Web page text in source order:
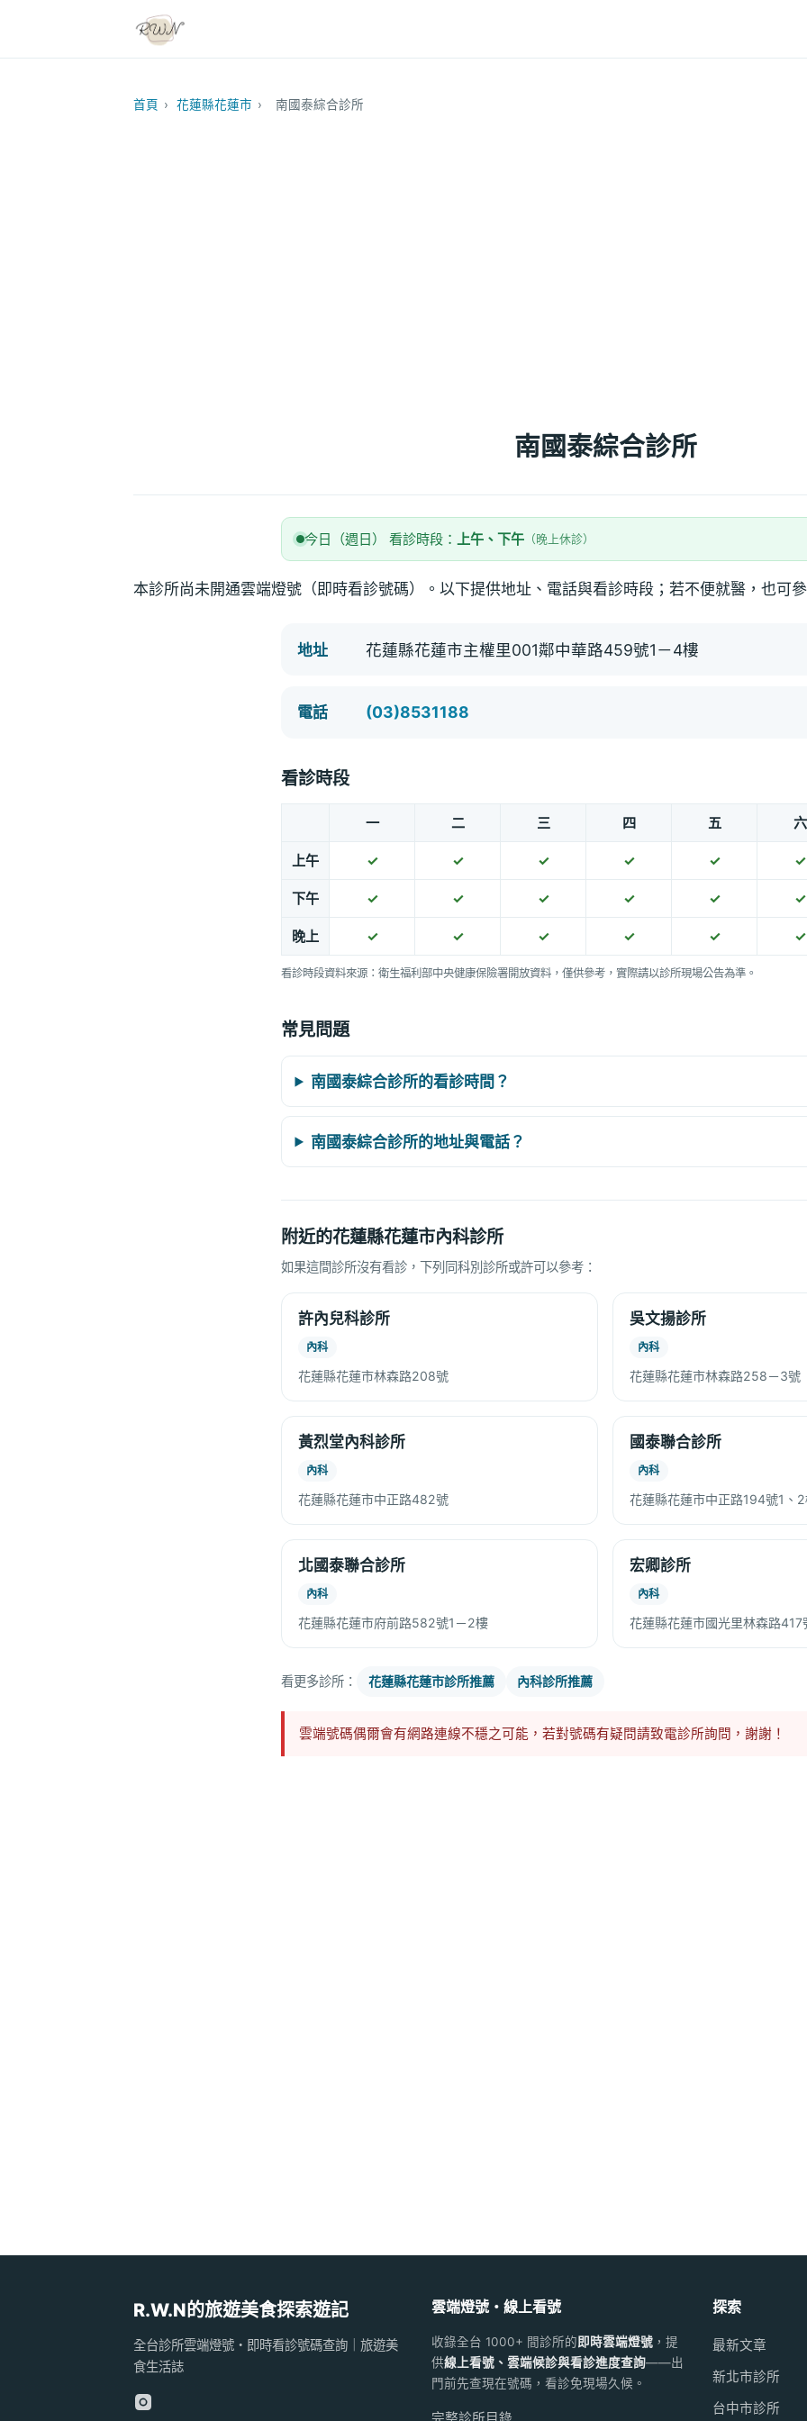
首頁 › 花蓮縣花蓮市 › 南國泰綜合診所
南國泰綜合診所
今日（週日） 看診時段： 上午、下午 （晚上休診）
本診所尚未開通雲端燈號（即時看診號碼）。以下提供地址、電話與看診時段；若不便就醫，也可
地址 花蓮縣花蓮市主權里001鄰中華路459號1－4樓
電話 (03)8531188
看診時段
一 二 三 四 五 六
上午 ✓ ✓ ✓ ✓ ✓ ✓
下午 ✓ ✓ ✓ ✓ ✓ ✓
晚上 ✓ ✓ ✓ ✓ ✓ ✓
看診時段資料來源：衛生福利部中央健康保險署開放資料，僅供參考，實際請以診所現場公告為準。
常見問題
南國泰綜合診所的看診時間？
南國泰綜合診所的地址與電話？
附近的花蓮縣花蓮市內科診所
如果這間診所沒有看診，下列同科別診所或許可以參考：
許內兒科診所
內科
花蓮縣花蓮市林森路208號
吳文揚診所
內科
花蓮縣花蓮市林森路258－3號
黃烈堂內科診所
內科
花蓮縣花蓮市中正路482號
國泰聯合診所
內科
花蓮縣花蓮市中正路194號1、
北國泰聯合診所
內科
花蓮縣花蓮市府前路582號1－2樓
宏卿診所
內科
花蓮縣花蓮市國光里林森路417
看更多診所： 花蓮縣花蓮市診所推薦 內科診所推薦
雲端號碼偶爾會有網路連線不穩之可能，若對號碼有疑問請致電診所詢問，謝謝！
R.W.N的旅遊美食探索遊記
全台診所雲端燈號・即時看診號碼查詢｜旅遊美
食生活誌
雲端燈號・線上看號
收錄全台 1000+ 間診所的 即時雲端燈號，提
供線上看號、雲端候診與看診進度查詢——出
門前先查現在號碼，看診免現場久候。
探索
最新文章
新北市診所
台中市診所